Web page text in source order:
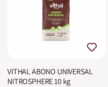
VITHAL ABONO UNIVERSAL
NITROSPHERE 10 kg